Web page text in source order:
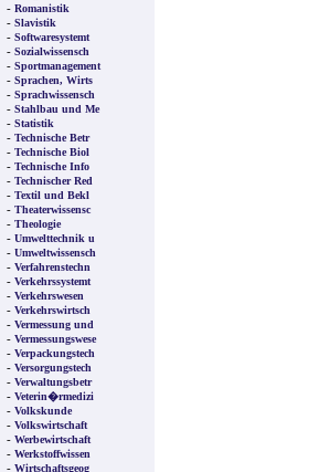
- Romanistik
- Slavistik
- Softwaresystemt
- Sozialwissensch
- Sportmanagement
- Sprachen, Wirts
- Sprachwissensch
- Stahlbau und Me
- Statistik
- Technische Betr
- Technische Biol
- Technische Info
- Technischer Red
- Textil und Bekl
- Theaterwissensc
- Theologie
- Umwelttechnik u
- Umweltwissensch
- Verfahrenstechn
- Verkehrssystemt
- Verkehrswesen
- Verkehrswirtsch
- Vermessung und
- Vermessungswese
- Verpackungstech
- Versorgungstech
- Verwaltungsbetr
- Veterin�rmedizi
- Volkskunde
- Volkswirtschaft
- Werbewirtschaft
- Werkstoffwissen
- Wirtschaftsgeog